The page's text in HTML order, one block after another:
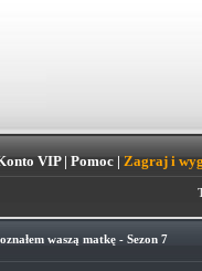
VIP| Pomoc| Zagraj i
waszą matkę - Sezon 7